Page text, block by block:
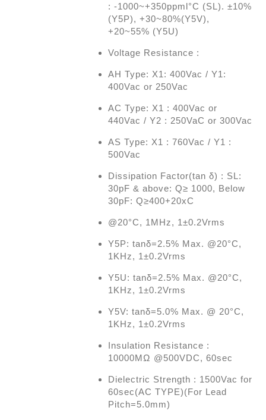
: -1000~+350ppml°C (SL). ±10%
(Y5P), +30~80%(Y5V),
+20~55% (Y5U)
Voltage Resistance :
AH Type: X1: 400Vac / Y1:
400Vac or 250Vac
AC Type: X1 : 400Vac or
440Vac / Y2 : 250VaC or 300Vac
AS Type: X1 : 760Vac / Y1 :
500Vac
Dissipation Factor(tan δ) : SL:
30pF & above: Q≥ 1000, Below
30pF: Q≥400+20xC
@20°C, 1MHz, 1±0.2Vrms
Y5P: tanδ=2.5% Max. @20°C,
1KHz, 1±0.2Vrms
Y5U: tanδ=2.5% Max. @20°C,
1KHz, 1±0.2Vrms
Y5V: tanδ=5.0% Max. @ 20°C,
1KHz, 1±0.2Vrms
Insulation Resistance :
10000MΩ @500VDC, 60sec
Dielectric Strength : 1500Vac for
60sec(AC TYPE)(For Lead
Pitch=5.0mm)